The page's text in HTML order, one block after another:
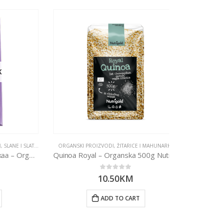
GRICKALICE
Čokolada tamna s 85% kakaa – Organska 100g Dennree
ORGANSKI PROIZVODI,ŽITARICE I MAHUNARKE
Quinoa Royal – Organska 500g Nutrigold
10.50KM
ADD TO CART